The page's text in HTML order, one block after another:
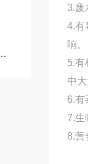
3.废
4.有
响
5.有
中
6.有
7.生
8.营